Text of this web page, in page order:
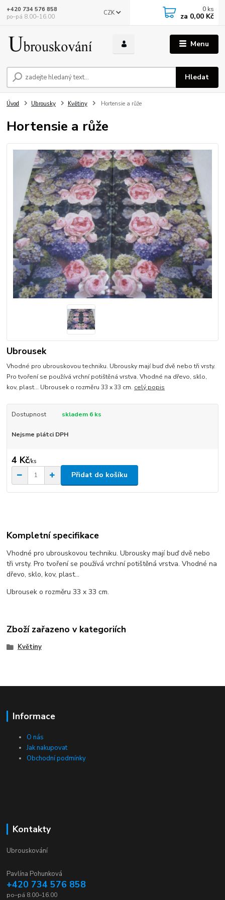
Menu
CZK
Hledat
+420 734 576 858
po–pá 8.00–16.00
0 ks
za 0,00 Kč
Úvod Ubrousky Květiny Hortensie a růže
Hortensie a růže
Ubrousek
Vhodné pro ubrouskovou techniku. Ubrousky mají buď dvě nebo tři vrsty.
Pro tvoření se používá vrchní potištěná vrstva. Vhodné na dřevo, sklo,
kov, plast... Ubrousek o rozměru 33 x 33 cm. celý popis
Dostupnost skladem 6 ks
Nejsme plátci DPH
4 Kč/ks
Přidat do košíku
Kompletní specifikace
Vhodné pro ubrouskovou techniku. Ubrousky mají buď dvě nebo
tři vrsty. Pro tvoření se používá vrchní potištěná vrstva. Vhodné na
dřevo, sklo, kov, plast...
Ubrousek o rozměru 33 x 33 cm.
Zboží zařazeno v kategoriích
Květiny
Informace
O nás
Jak nakupovat
Obchodní podmínky
Kontakty
Ubrouskování
Pavlína Pohunková
+420 734 576 858
po–pá 8.00–16.00